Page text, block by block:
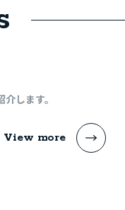
します。
View more